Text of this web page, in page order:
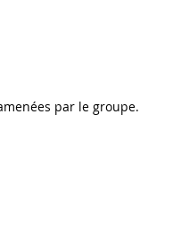
par le groupe.